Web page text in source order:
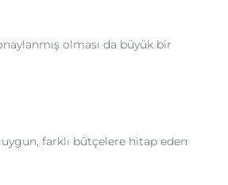
olması da büyük bir
farklı bütçelere hitap eden